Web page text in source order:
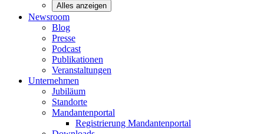
Alles anzeigen
Newsroom
Blog
Presse
Podcast
Publikationen
Veranstaltungen
Unternehmen
Jubiläum
Standorte
Mandantenportal
Registrierung Mandantenportal